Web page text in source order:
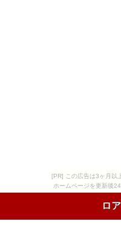
[PR] この広告は3ヶ月以
ホームページを更新後
ロ